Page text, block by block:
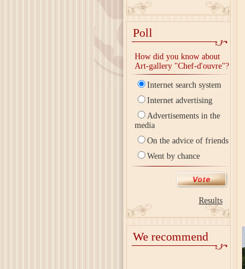
Poll
How did you know about
Art-gallery "Chef-d'ouvre"?
Internet search system
Internet advertising
Advertisements in the
media
On the advice of friends
Went by chance
Results
We recommend